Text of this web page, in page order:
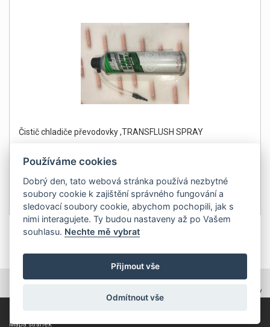
Čistič chladiče převodovky ,TRANSFLUSH SPRAY
Detail
499Kč
bez DPH 412 Kč
1
Mapa stránek
TOPWEBY - webhosting, domény, tvorba www
Používáme cookies
Dobrý den, tato webová stránka používá nezbytné
soubory cookie k zajištění správného fungování a
sledovací soubory cookie, abychom pochopili, jak s
nimi interagujete. Ty budou nastaveny až po Vašem
souhlasu. Nechte mě vybrat
Přijmout vše
Odmítnout vše